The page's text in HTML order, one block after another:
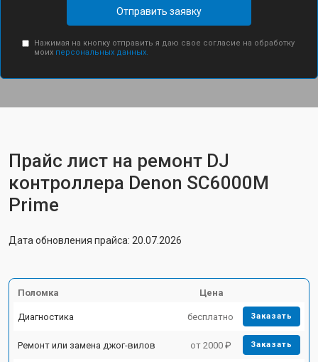
Отправить заявку
Нажимая на кнопку отправить я даю свое согласие на обработку
моих персональных данных.
Прайс лист на ремонт DJ
контроллера Denon SC6000M
Prime
Дата обновления прайса: 20.07.2026
Поломка Цена
Диагностика бесплатно Заказать
Ремонт или замена джог-вилов от 2000 ₽ Заказать